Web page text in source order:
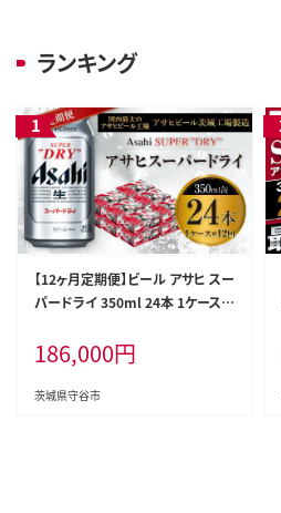
ランキング
【12ヶ月定期便】ビール アサヒ スー
パードライ 350ml 24本 1ケース×
hi アルコール super dry 缶ビー
ル ギフト 内祝い お歳暮 12回 茨城
県守谷市】
186,000円
茨城県守谷市